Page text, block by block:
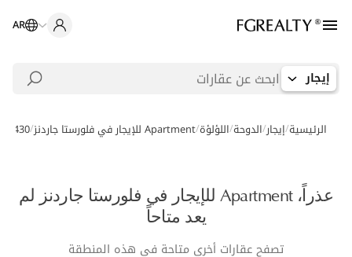
AR
إيجار
الرئيسية/إيجار/الدوحة/اللؤلؤة/Apartment للإيجار في فلورستا جاردنز /
1430
عذراً، Apartment للإيجار في فلورستا جاردنز لم
يعد متاحاً
تصفح عقارات أخرى متاحة في هذه المنطقة